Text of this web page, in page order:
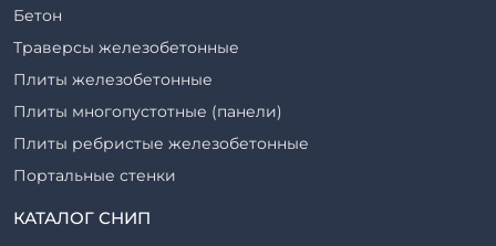
Бетон
Траверсы железобетонные
Плиты железобетонные
Плиты многопустотные (панели)
Плиты ребристые железобетонные
Портальные стенки
Прогоны железобетонные
КАТАЛОГ СНИП